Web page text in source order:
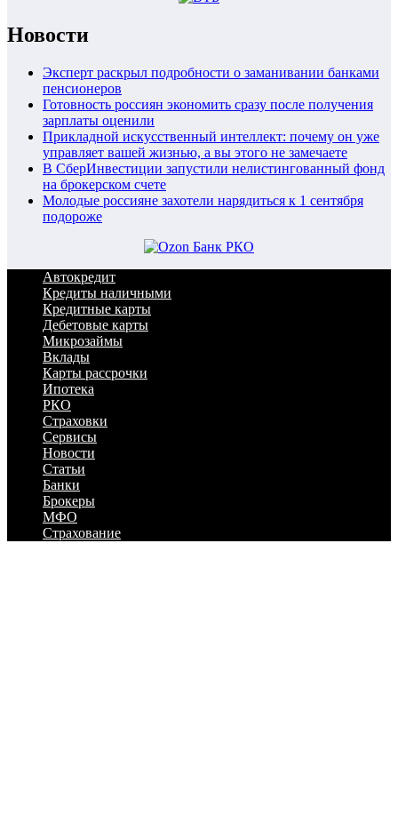
Новости
Эксперт раскрыл подробности о заманивании банками
пенсионеров
Готовность россиян экономить сразу после получения
зарплаты оценили
Прикладной искусственный интеллект: почему он уже
управляет вашей жизнью, а вы этого не замечаете
В СберИнвестиции запустили нелистингованный фонд
на брокерском счете
Молодые россияне захотели нарядиться к 1 сентября
подороже
Автокредит
Кредиты наличными
Кредитные карты
Дебетовые карты
Микрозаймы
Вклады
Карты рассрочки
Ипотека
РКО
Страховки
Сервисы
Новости
Статьи
Банки
Брокеры
МФО
Страхование